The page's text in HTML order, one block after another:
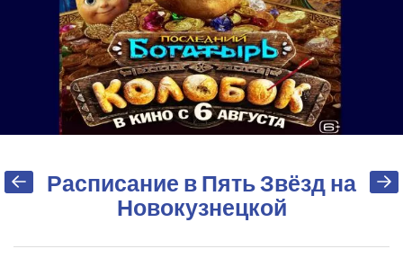
Расписание в Пять Звёзд на
Новокузнецкой